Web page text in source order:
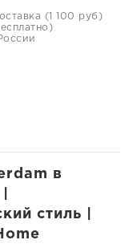
(1 100 руб)
в
стиль |